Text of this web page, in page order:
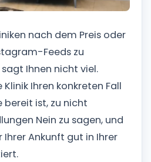
nach dem Preis oder
Feeds zu
Ihnen nicht viel.
Ihren konkreten Fall
bereit ist, zu nicht
Nein zu sagen, und
Ihrer Ankunft gut in Ihrer